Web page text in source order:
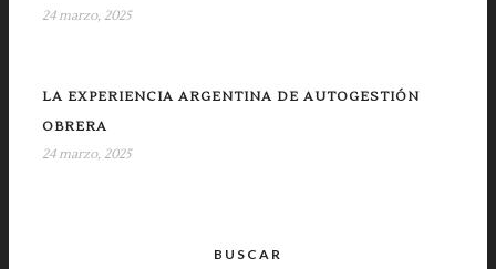
24 marzo, 2025
LA EXPERIENCIA ARGENTINA DE AUTOGESTIÓN
OBRERA
24 marzo, 2025
BUSCAR